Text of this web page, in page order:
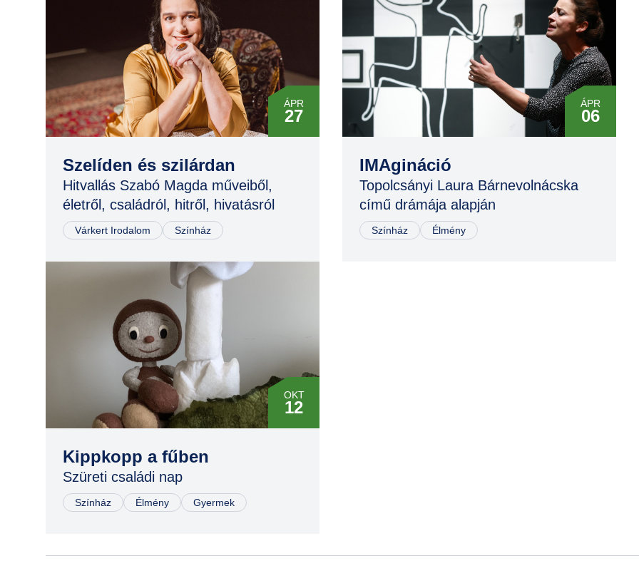
ÁPR
27
17
Szelíden és szilárdan
Hitvallás Szabó Magda műveiből,
életről, családról, hitről, hivatásról
Várkert Irodalom Színház
ÁPR
06
IMAgináció
Topolcsányi Laura Bárnevolnácska
című drámája alapján
Színház Élmény
OKT
12
Kippkopp a fűben
Szüreti családi nap
Színház Élmény Gyermek